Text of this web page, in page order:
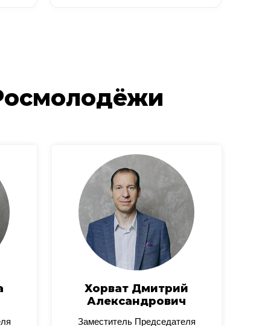
Хорват Дмитрий
Александрович
Заместитель Председателя